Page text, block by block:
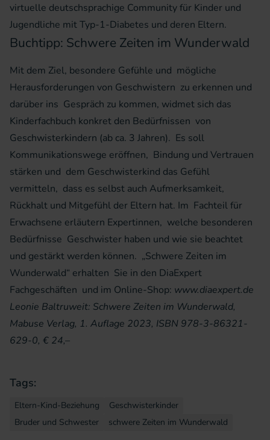
virtuelle deutschsprachige Community für Kinder und
Jugendliche mit Typ-1-Diabetes und deren Eltern.
Buchtipp: Schwere Zeiten im Wunderwald
Mit dem Ziel, besondere Gefühle und mögliche
Herausforderungen von Geschwistern zu erkennen und
darüber ins Gespräch zu kommen, widmet sich das
Kinderfachbuch konkret den Bedürfnissen von
Geschwisterkindern (ab ca. 3 Jahren). Es soll
Kommunikationswege eröffnen, Bindung und Vertrauen
stärken und dem Geschwisterkind das Gefühl
vermitteln, dass es selbst auch Aufmerksamkeit,
Rückhalt und Mitgefühl der Eltern hat. Im Fachteil für
Erwachsene erläutern Expertinnen, welche besonderen
Bedürfnisse Geschwister haben und wie sie beachtet
und gestärkt werden können. „Schwere Zeiten im
Wunderwald“ erhalten Sie in den DiaExpert
Fachgeschäften und im Online-Shop: www.diaexpert.de
Leonie Baltruweit: Schwere Zeiten im Wunderwald,
Mabuse Verlag, 1. Auflage 2023, ISBN 978-3-86321-
629-0, € 24,–
Tags:
Eltern-Kind-Beziehung
Geschwisterkinder
Bruder und Schwester
schwere Zeiten im Wunderwald